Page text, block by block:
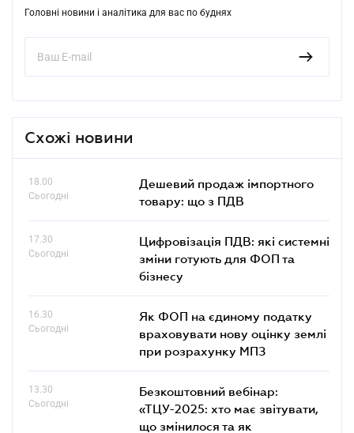
Головні новини і аналітика для вас по буднях
Схожі новини
18.00
Сьогодні
Дешевий продаж імпортного
товару: що з ПДВ
17.30
Сьогодні
Цифровізація ПДВ: які системні
зміни готують для ФОП та
бізнесу
16.30
Сьогодні
Як ФОП на єдиному податку
враховувати нову оцінку землі
при розрахунку МПЗ
13.30
Сьогодні
Безкоштовний вебінар:
«ТЦУ-2025: хто має звітувати,
що змінилося та як